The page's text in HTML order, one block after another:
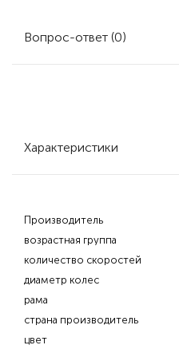
Вопрос-ответ (0)
Характеристики
Производитель
возрастная группа
количество скоростей
диаметр колес
рама
страна производитель
цвет